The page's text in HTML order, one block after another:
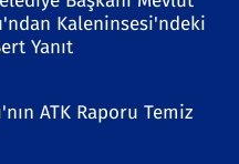
Kaleninsesi'ndeki
Yanıt
ATK Raporu Temiz